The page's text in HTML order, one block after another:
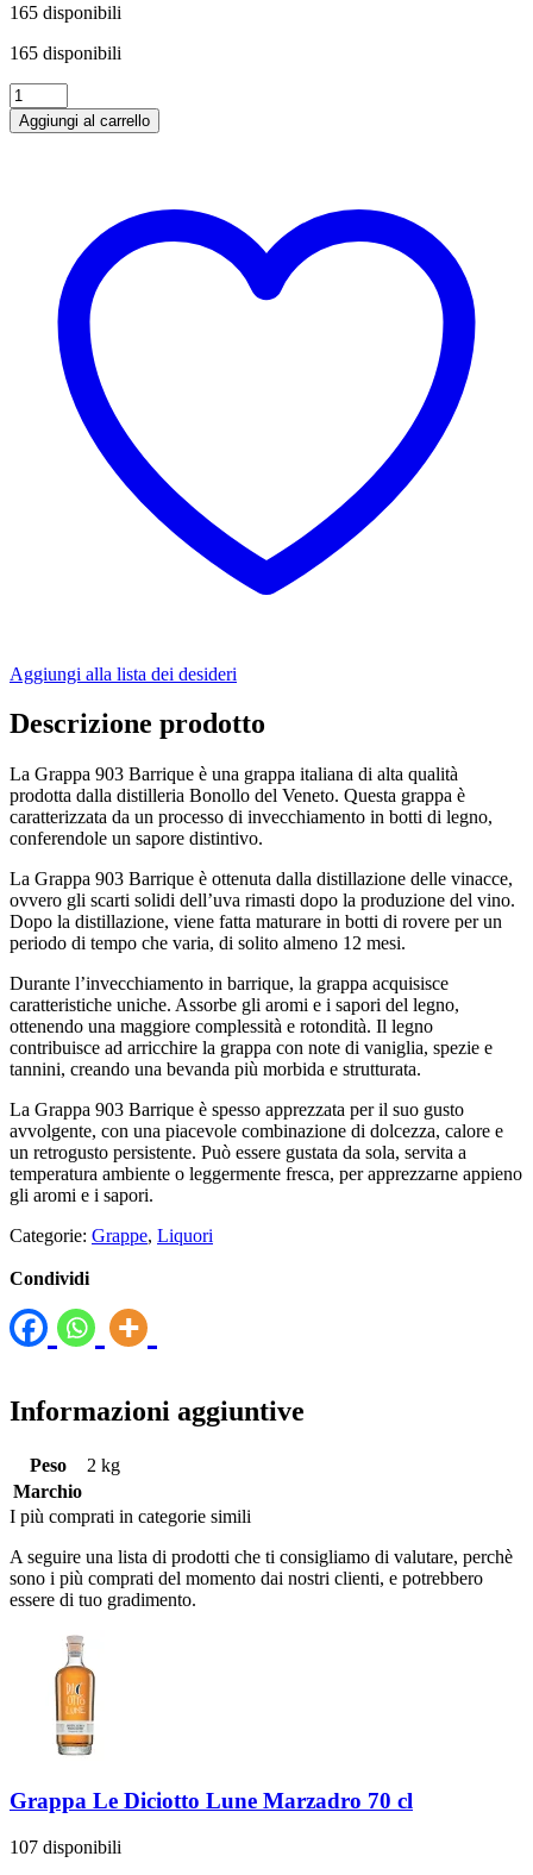
165 disponibili
165 disponibili
Grappa
903
Barrique
Aggiungi al carrello
Aggiungi alla lista dei desideri
Descrizione prodotto
La Grappa 903 Barrique è una grappa italiana di alta qualità
prodotta dalla distilleria Bonollo del Veneto. Questa grappa è
caratterizzata da un processo di invecchiamento in botti di legno,
conferendole un sapore distintivo.
La Grappa 903 Barrique è ottenuta dalla distillazione delle vinacce,
ovvero gli scarti solidi dell’uva rimasti dopo la produzione del vino.
Dopo la distillazione, viene fatta maturare in botti di rovere per un
periodo di tempo che varia, di solito almeno 12 mesi.
Durante l’invecchiamento in barrique, la grappa acquisisce
caratteristiche uniche. Assorbe gli aromi e i sapori del legno,
ottenendo una maggiore complessità e rotondità. Il legno
contribuisce ad arricchire la grappa con note di vaniglia, spezie e
tannini, creando una bevanda più morbida e strutturata.
La Grappa 903 Barrique è spesso apprezzata per il suo gusto
avvolgente, con una piacevole combinazione di dolcezza, calore e
un retrogusto persistente. Può essere gustata da sola, servita a
temperatura ambiente o leggermente fresca, per apprezzarne appieno
gli aromi e i sapori.
Categorie: Grappe, Liquori
Condividi
Informazioni aggiuntive
Peso
2 kg
Marchio
I più comprati in categorie simili
A seguire una lista di prodotti che ti consigliamo di valutare, perchè
sono i più comprati del momento dai nostri clienti, e potrebbero
essere di tuo gradimento.
Grappa Le Diciotto Lune Marzadro 70 cl
107 disponibili